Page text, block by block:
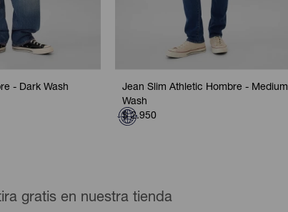
- Dark Wash
Jean Slim Athletic Hombre - Medium
Wash
$ 2.950
gratis en nuestra tienda